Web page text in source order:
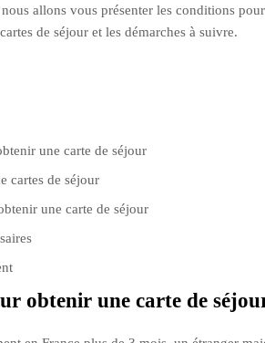
allons vous présenter les conditions
de séjour et les démarches à suivre.
une carte de séjour
cartes de séjour
une carte de séjour
obtenir une carte de